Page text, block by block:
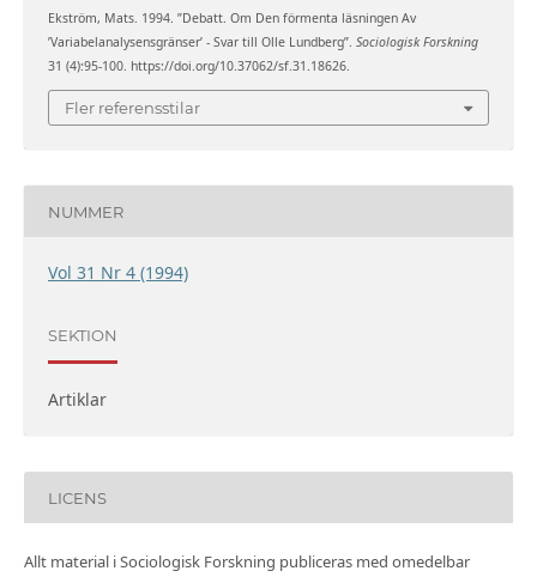
Ekström, Mats. 1994. ”Debatt. Om Den förmenta läsningen Av
’Variabelanalysensgränser’ - Svar till Olle Lundberg”. Sociologisk Forskning
31 (4):95-100. https://doi.org/10.37062/sf.31.18626.
Fler referensstilar
NUMMER
Vol 31 Nr 4 (1994)
SEKTION
Artiklar
LICENS
Allt material i Sociologisk Forskning publiceras med omedelbar